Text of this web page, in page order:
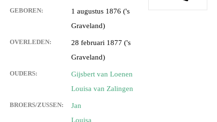
GEBOREN:
1 augustus 1876 ('s
Graveland)
OVERLEDEN:
28 februari 1877 ('s
Graveland)
OUDERS:
Gijsbert van Loenen
Louisa van Zalingen
BROERS/ZUSSEN:
Jan
Louisa